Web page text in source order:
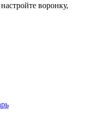
воронку,